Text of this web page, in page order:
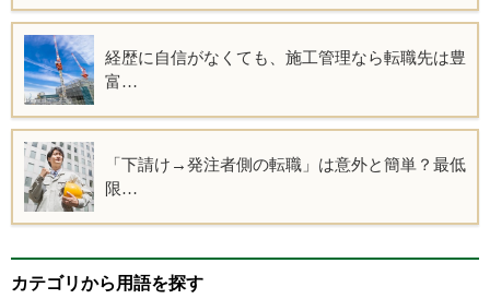
経歴に自信がなくても、施工管理なら転職先は豊
富…
「下請け→発注者側の転職」は意外と簡単？最低
限…
カテゴリから用語を探す